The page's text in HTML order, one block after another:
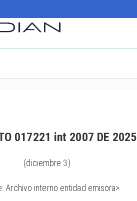
017221 int 2007 DE 2025
(diciembre 3)
Archivo interno entidad emisora>